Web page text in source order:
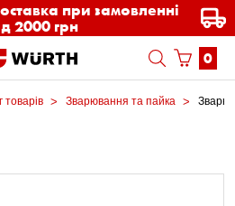
при замовленні
2000 грн
0
товарів Зварювання та пайка